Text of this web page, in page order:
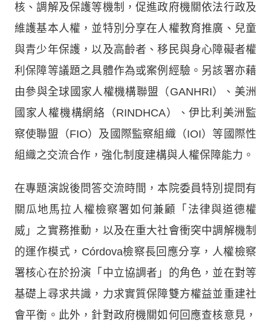
核、調解及保護等機制，促進政府機關依法行政及
維護基本人權，並特別分享在人權教育推廣、兒童
與青少年保護，以及高齡者、移民與身心障礙者權
利保障等議題之具體作為或案例經驗。另該署亦藉
由參與全球國家人權機構聯盟（GANHRI）、美洲
國家人權機構網絡（RINDHCA）、伊比利美洲監
察使聯盟（FIO）及國際監察組織（IOI）等國際性
組織之交流合作，強化制度建構與人權保障能力。
在專題演說後問答交流時間，本院委員特別提問有
關瓜地馬拉人權檢察署如何兼顧「法律與道德權
威」之實務推動，以及在重大社會衝突中調解機制
的運作模式，Córdova檢察長回應分享，人權檢察
署核心在於扮演「中立協調者」的角色，並在對等
基礎上尋求共識，力求實質保障雙方權益並重建社
會平衡。此外，針對政府機關如何回應查核意見，